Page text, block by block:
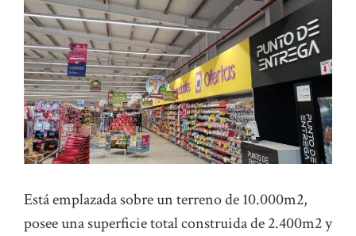
Está emplazada sobre un terreno de 10.000m2,
posee una superficie total construida de 2.400m2 y